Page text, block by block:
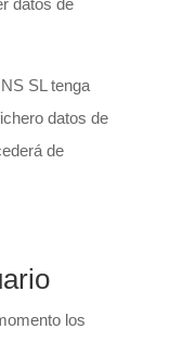
datos de
SL tenga
datos de
de
los